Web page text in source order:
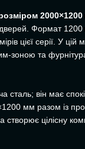
Формат
цієї серії. У цій
зоною та
сталь; він має
мм разом із
цілісну